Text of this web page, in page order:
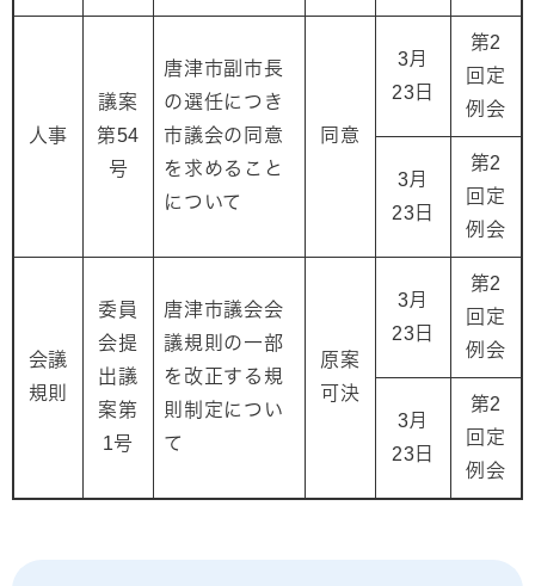
人事
議案
第54
号
唐津市副市長
の選任につき
市議会の同意
を求めること
について
同意
3月
23日
第2
回定
例会
3月
23日
第2
回定
例会
会議
規則
委員
会提
出議
案第
1号
唐津市議会会
議規則の一部
を改正する規
則制定につい
て
原案
可決
3月
23日
第2
回定
例会
3月
23日
第2
回定
例会